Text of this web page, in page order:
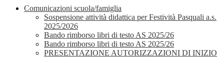
Comunicazioni scuola/famiglia
Sospensione attività didattica per Festività Pasquali a.s.
2025/2026
Bando rimborso libri di testo AS 2025/26
Bando rimborso libri di testo AS 2025/26
PRESENTAZIONE AUTORIZZAZIONI DI INIZIO